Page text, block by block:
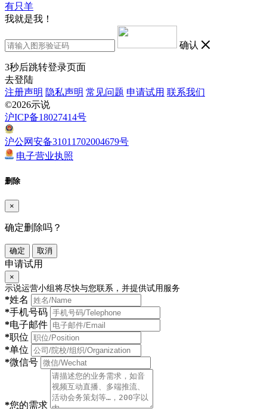
有只羊
我就是我！
确认
3秒后跳转登录页面
去登陆
注册声明 隐私声明 常见问题 申请试用 联系我们
©2026示说
沪ICP备18027414号
沪公网安备31011702004679号
电子营业执照
删除
×
确定删除吗？
确定 取消
申请试用
×
示说运营小组将尽快与您联系，并提供试用服务
*姓名
*手机号码
*电子邮件
*职位
*单位
*微信号
*您的需求